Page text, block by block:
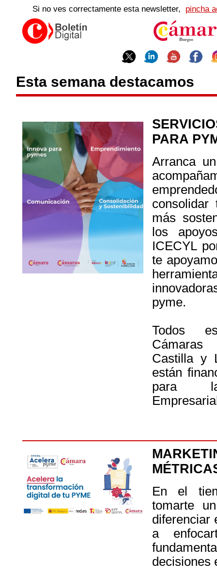
Si no ves correctamente esta newsletter, pincha
Esta semana destacamos
PARA
Arranca
más
los
ICECYL
te
pyme.
Todos
Castilla y
están
para la
En el
tomarte
diferenciar
a
decisiones